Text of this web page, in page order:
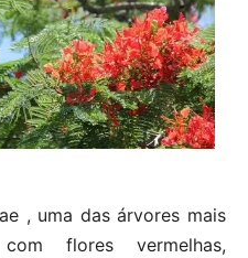
, uma das árvores mais
flores vermelhas,